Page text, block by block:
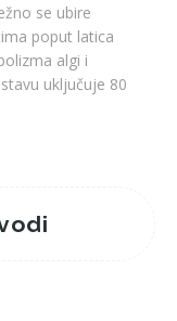
se ubire
poput latica
algi i
uključuje 80